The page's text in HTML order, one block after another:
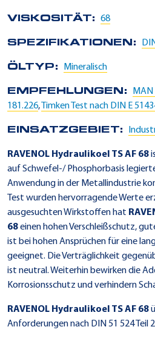
VISKOSITÄT: 68
SPEZIFIKATIONEN:
ÖLTYP: Mineralisch
EMPFEHLUNGEN: MAN
181.226,Timken Test nach DIN E
EINSATZGEBIET:
RAVENOL Hydraulikoel TS AF 68
auf Schwefel-/ Phosphorbasis
Anwendung in der Metallindustrie
Test wurden hervorragende Werte
ausgesuchten Wirkstoffen hat
68einen hohen Verschleißschutz,
ist bei hohen Ansprüchen für eine
geeignet. Die Verträglichkeit
ist neutral. Weiterhin bewirken die
Korrosionsschutz und verhindern
RAVENOL Hydraulikoel TS AF 68
Anforderungen nach DIN 51 524 Teil